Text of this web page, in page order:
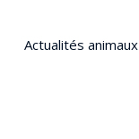
Actualités animaux